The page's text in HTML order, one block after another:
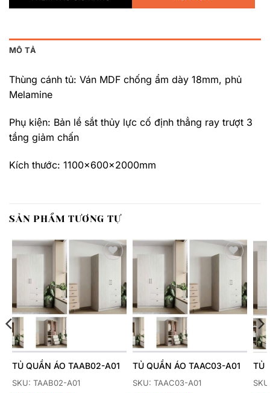
MÔ TẢ
Thùng cánh tủ: Ván MDF chống ẩm dày 18mm, phủ
Melamine
Phụ kiện: Bản lề sắt thủy lực cố định thẳng ray trượt 3
tầng giảm chấn
Kích thước: 1100x600x2000mm
SẢN PHẨM TƯƠNG TỰ
thích
SKU: TAAB02-A01
TỦ QUẦN ÁO TAAB02-A01
thích
SKU: TAAC03-A01
TỦ QUẦN ÁO TAAC03-A01 TỦ